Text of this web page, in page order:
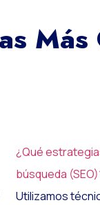
Más
¿Qué
búsqueda
Utilizamos